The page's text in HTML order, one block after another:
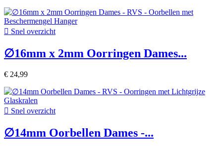
 Snel overzicht
∅16mm x 2mm Oorringen Dames...
€ 24,99
 Snel overzicht
∅14mm Oorbellen Dames -...